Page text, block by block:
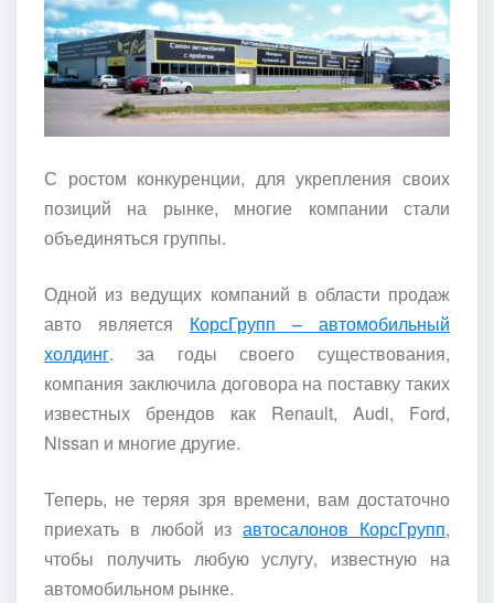
С ростом конкуренции, для укрепления своих
позиций на рынке, многие компании стали
объединяться группы.
Одной из ведущих компаний в области продаж
авто является КорсГрупп – автомобильный
холдинг. за годы своего существования,
компания заключила договора на поставку таких
известных брендов как Renault, Audi, Ford,
Nissan и многие другие.
Теперь, не теряя зря времени, вам достаточно
приехать в любой изавтосалонов КорсГрупп,
чтобы получить любую услугу, известную на
автомобильном рынке.